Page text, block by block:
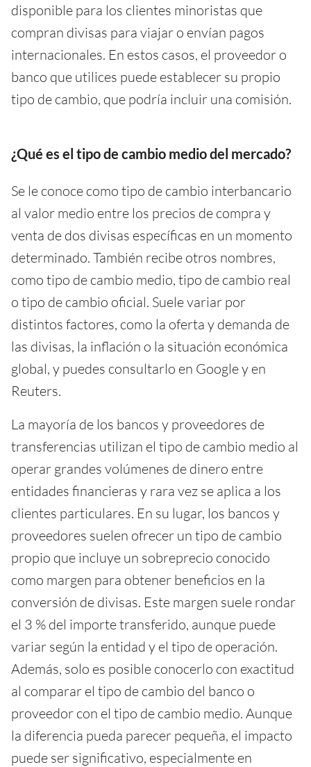
disponible para los clientes minoristas que
compran divisas para viajar o envían pagos
internacionales. En estos casos, el proveedor o
banco que utilices puede establecer su propio
tipo de cambio, que podría incluir una comisión.
¿Qué es el tipo de cambio medio del mercado?
Se le conoce como tipo de cambio interbancario
al valor medio entre los precios de compra y
venta de dos divisas específicas en un momento
determinado. También recibe otros nombres,
como tipo de cambio medio, tipo de cambio real
o tipo de cambio oficial. Suele variar por
distintos factores, como la oferta y demanda de
las divisas, la inflación o la situación económica
global, y puedes consultarlo en Google y en
Reuters.
La mayoría de los bancos y proveedores de
transferencias utilizan el tipo de cambio medio al
operar grandes volúmenes de dinero entre
entidades financieras y rara vez se aplica a los
clientes particulares. En su lugar, los bancos y
proveedores suelen ofrecer un tipo de cambio
propio que incluye un sobreprecio conocido
como margen para obtener beneficios en la
conversión de divisas. Este margen suele rondar
el 3 % del importe transferido, aunque puede
variar según la entidad y el tipo de operación.
Además, solo es posible conocerlo con exactitud
al comparar el tipo de cambio del banco o
proveedor con el tipo de cambio medio. Aunque
la diferencia pueda parecer pequeña, el impacto
puede ser significativo, especialmente en